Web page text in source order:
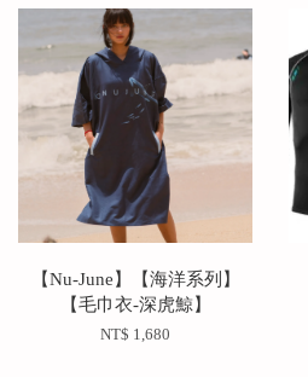
【Nu-June】【海洋系列】
【毛巾衣-深虎鯨】
NT$ 1,680